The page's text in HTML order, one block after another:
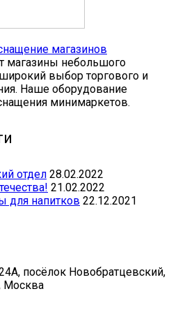
магазины небольшого
выбор торгового и
Наше оборудование
минимаркетов.
отдел 28.02.2022
21.02.2022
для напитков 22.12.2021
посёлок Новобратцевский,
Москва